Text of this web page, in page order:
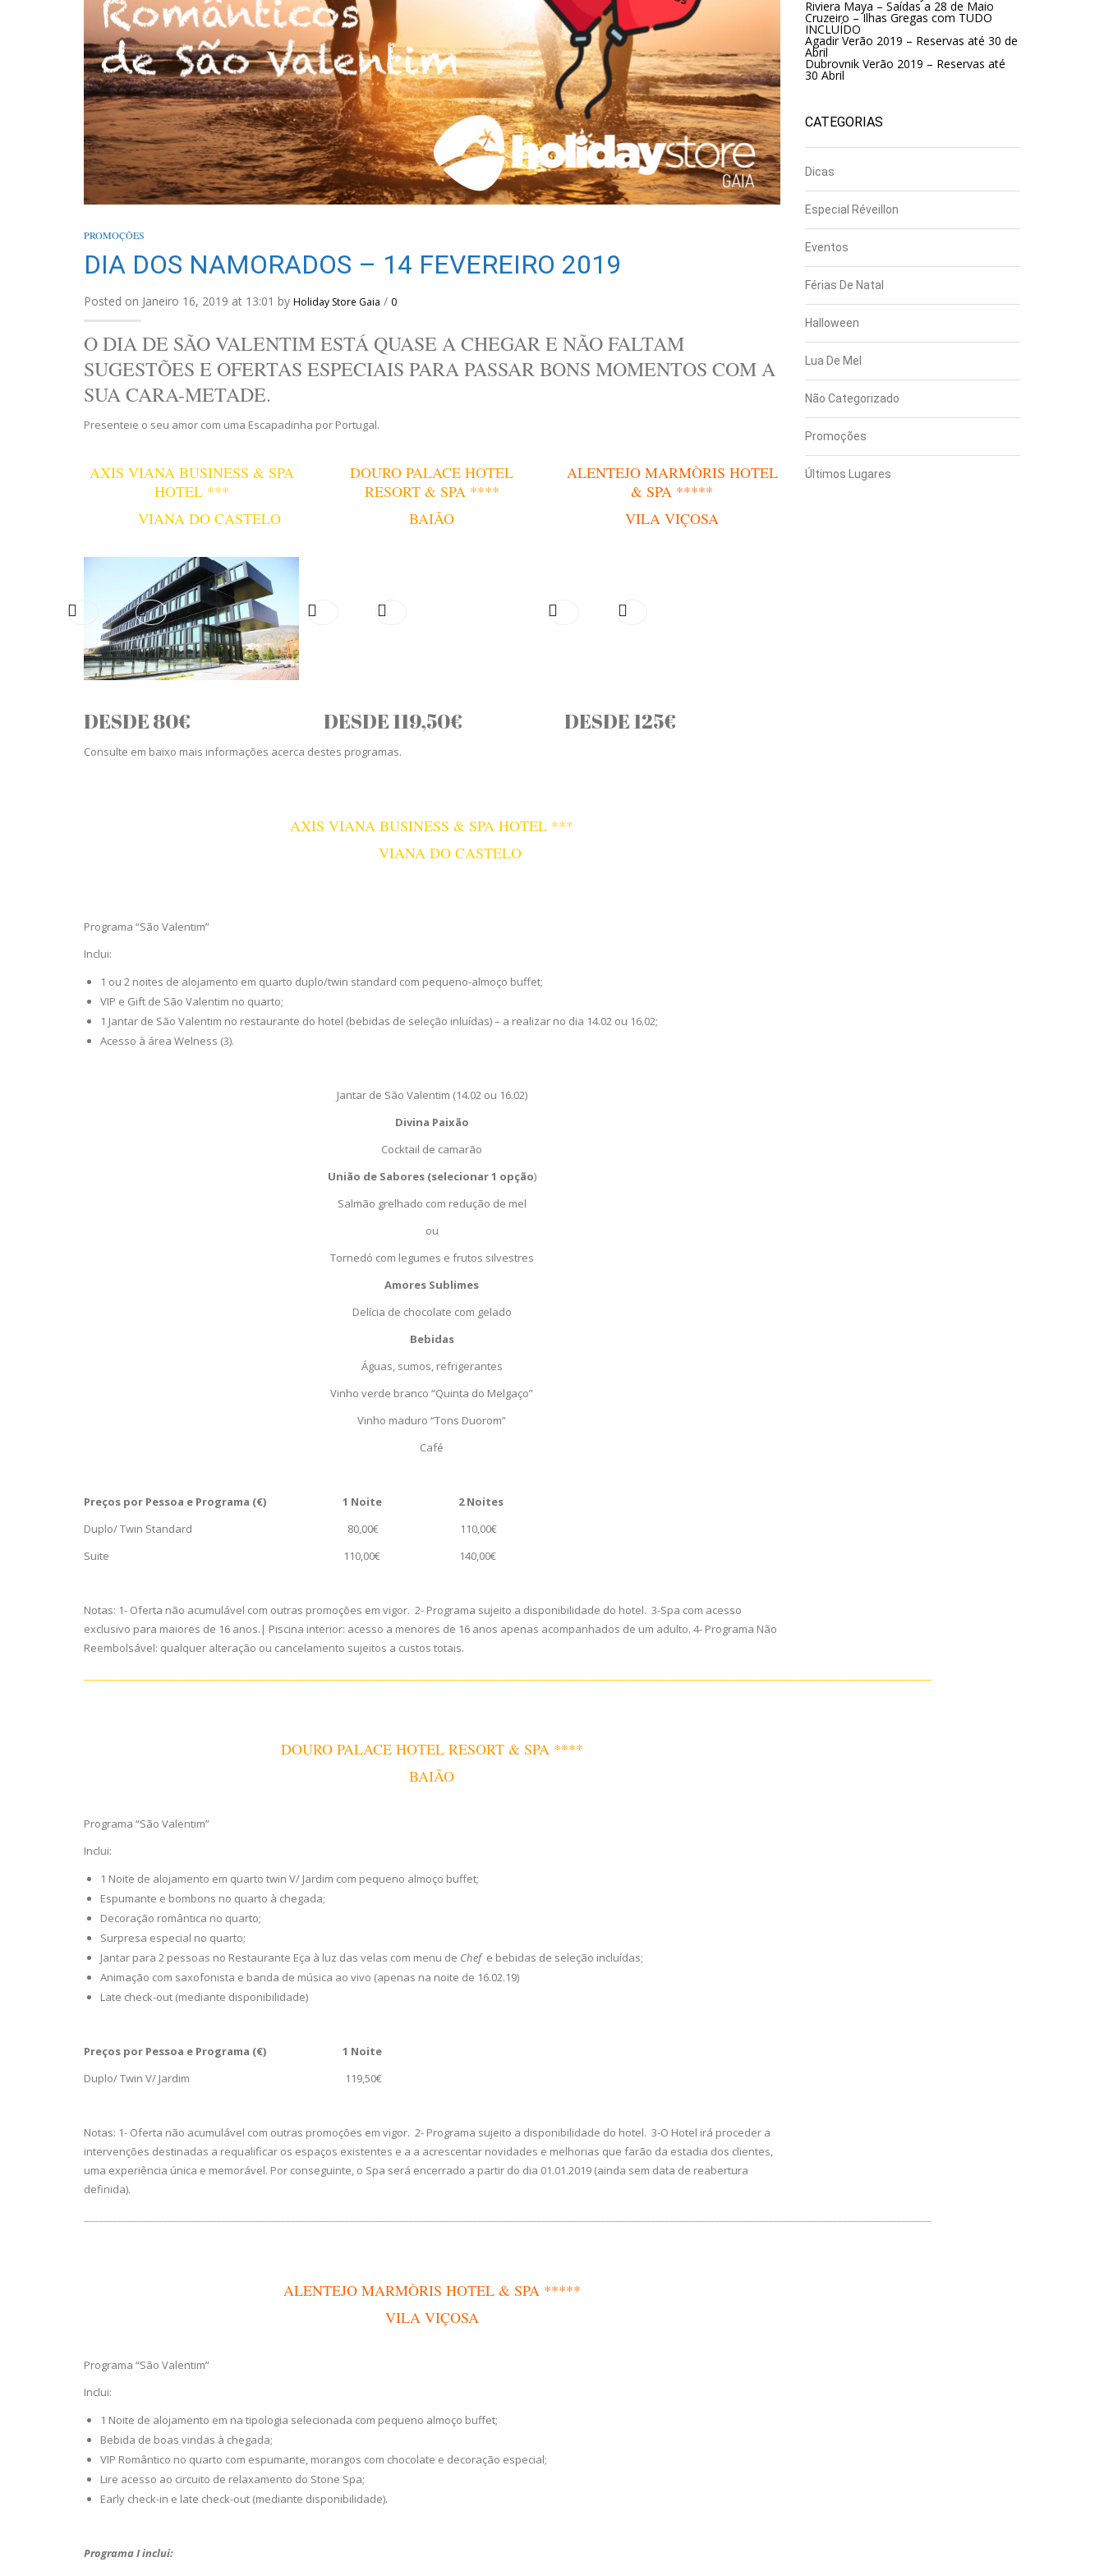
PROMOÇÕES
DIA DOS NAMORADOS – 14 FEVEREIRO 2019
Posted on Janeiro 16, 2019 at 13:01 by Holiday Store Gaia / 0
O DIA DE SÃO VALENTIM ESTÁ QUASE A CHEGAR E NÃO FALTAM
SUGESTÕES E OFERTAS ESPECIAIS PARA PASSAR BONS MOMENTOS COM A
SUA CARA-METADE.
Presenteie o seu amor com uma Escapadinha por Portugal.
AXIS VIANA BUSINESS & SPA
HOTEL ***
VIANA DO CASTELO
DESDE 80€
DOURO PALACE HOTEL
RESORT & SPA ****
BAIÃO
DESDE 119,50€
ALENTEJO MARMÒRIS HOTEL
& SPA *****
VILA VIÇOSA
DESDE 125€
Consulte em baixo mais informações acerca destes programas.
AXIS VIANA BUSINESS & SPA HOTEL ***
VIANA DO CASTELO
Programa “São Valentim”
Inclui:
1 ou 2 noites de alojamento em quarto duplo/twin standard com pequeno-almoço buffet;
VIP e Gift de São Valentim no quarto;
1 Jantar de São Valentim no restaurante do hotel (bebidas de seleção inluídas) – a realizar no dia 14.02 ou 16.02;
Acesso à área Welness (3).
Jantar de São Valentim (14.02 ou 16.02)
Divina Paixão
Cocktail de camarão
União de Sabores (selecionar 1 opção)
Salmão grelhado com redução de mel
ou
Tornedó com legumes e frutos silvestres
Amores Sublimes
Delícia de chocolate com gelado
Bebidas
Águas, sumos, refrigerantes
Vinho verde branco “Quinta do Melgaço”
Vinho maduro “Tons Duorom”
Café
Preços por Pessoa e Programa (€)
1 Noite 2 Noites
Duplo/ Twin Standard 80,00€
110,00€
Suite 110,00€ 140,00€
Notas: 1- Oferta não acumulável com outras promoções em vigor. 2- Programa sujeito a disponibilidade do hotel. 3-Spa com acesso
exclusivo para maiores de 16 anos.| Piscina interior: acesso a menores de 16 anos apenas acompanhados de um adulto. 4- Programa Não
Reembolsável: qualquer alteração ou cancelamento sujeitos a custos totais.
DOURO PALACE HOTEL RESORT & SPA ****
BAIÃO
Programa “São Valentim”
Inclui:
1 Noite de alojamento em quarto twin V/ Jardim com pequeno almoço buffet;
Espumante e bombons no quarto à chegada;
Decoração romântica no quarto;
Surpresa especial no quarto;
Jantar para 2 pessoas no Restaurante Eça à luz das velas com menu de Chef e bebidas de seleção incluídas;
Animação com saxofonista e banda de música ao vivo (apenas na noite de 16.02.19)
Late check-out (mediante disponibilidade)
Preços por Pessoa e Programa (€)
1 Noite
Duplo/ Twin V/ Jardim 119,50€
Notas: 1- Oferta não acumulável com outras promoções em vigor. 2- Programa sujeito a disponibilidade do hotel. 3-O Hotel irá proceder a
intervenções destinadas a requalificar os espaços existentes e a a acrescentar novidades e melhorias que farão da estadia dos clientes,
uma experiência única e memorável. Por conseguinte, o Spa será encerrado a partir do dia 01.01.2019 (ainda sem data de reabertura
definida).
ALENTEJO MARMÒRIS HOTEL & SPA *****
VILA VIÇOSA
Programa “São Valentim”
Inclui:
1 Noite de alojamento em na tipologia selecionada com pequeno almoço buffet;
Bebida de boas vindas à chegada;
VIP Romântico no quarto com espumante, morangos com chocolate e decoração especial;
Lire acesso ao circuito de relaxamento do Stone Spa;
Early check-in e late check-out (mediante disponibilidade).
Programa I inclui:
Riviera Maya – Saídas a 28 de Maio
Cruzeiro – Ilhas Gregas com TUDO
INCLUÍDO
Agadir Verão 2019 – Reservas até 30 de
Abril
Dubrovnik Verão 2019 – Reservas até
30 Abril
CATEGORIAS
Dicas
Especial Réveillon
Eventos
Férias De Natal
Halloween
Lua De Mel
Não Categorizado
Promoções
Últimos Lugares